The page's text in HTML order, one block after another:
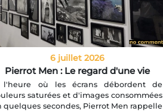
6 juillet 2026
Pierrot Men : Le regard d'une vie
l'heure où les écrans débordent de
saturées et d'images consommées
quelques secondes, Pierrot Men rappelle